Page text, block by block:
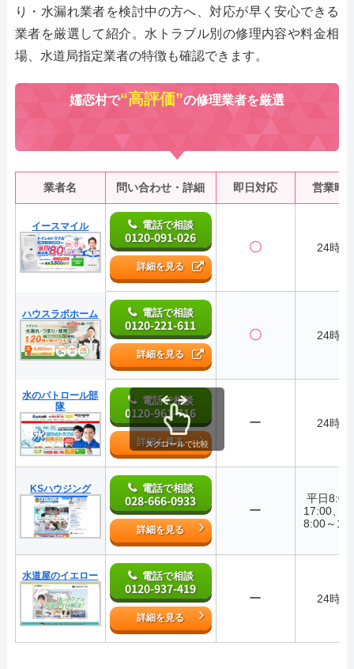
り・水漏れ業者を検討中の方へ、対応が早く安心できる
業者を厳選して紹介。水トラブル別の修理内容や料金相
場、水道局指定業者の特徴も確認できます。
嬬恋村で“高評価”の修理業者を厳選
業者名 問い合わせ・詳細 即日対応 営業時
イースマイル 電話で相談
0120-091-026
詳細を見る
〇 24時間
ハウスラボホーム 電話で相談
0120-221-611
詳細を見る
〇 24時間
水のパトロール部
隊
電話で相談
0120-961-716
詳細を見る
ー 24時間
KSハウジング 電話で相談
028-666-0933
詳細を見る
ー
平日8:00
17:00、
8:00～
水道屋のイエロー 電話で相談
0120-937-419
詳細を見る
ー 24時間
スクロールで比較